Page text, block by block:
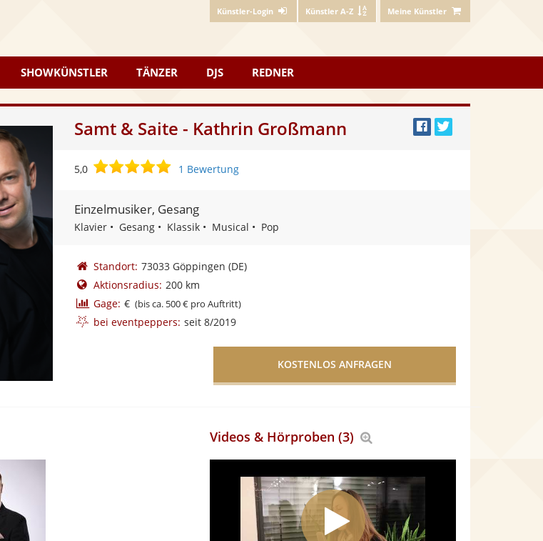
Künstler-Login Künstler A-Z Meine Künstler
SHOWKÜNSTLER TÄNZER DJS REDNER
Samt & Saite - Kathrin Großmann
5,0
5,0
Sternen
1 Bewertung
Einzelmusiker, Gesang
Klavier Gesang Klassik Musical Pop
Standort: 73033 Göppingen (DE)
Aktionsradius: 200 km
Gage: € (bis ca. 500 € pro Auftritt)
bei eventpeppers: seit 8/2019
Videos & Hörproben (3)